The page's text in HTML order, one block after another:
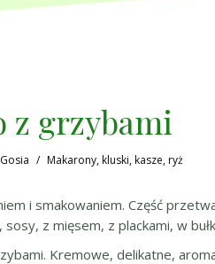
z grzybami
Gosia Makarony, kluski, kasze, ryż
i smakowaniem. Część
z mięsem, z plackami, w
Kremowe, delikatne,